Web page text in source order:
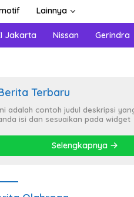
Lainnya
Jakarta Nissan Gerindra
Terbaru
adalah contoh judul deskripsi
isi dan sesuaikan pada widget
Selengkapnya